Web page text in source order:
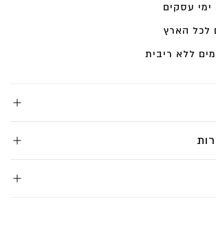
לכל הארץ
ללא ריבית